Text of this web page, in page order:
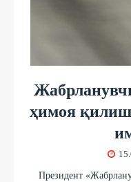
ҳимоя қилиш
Президент